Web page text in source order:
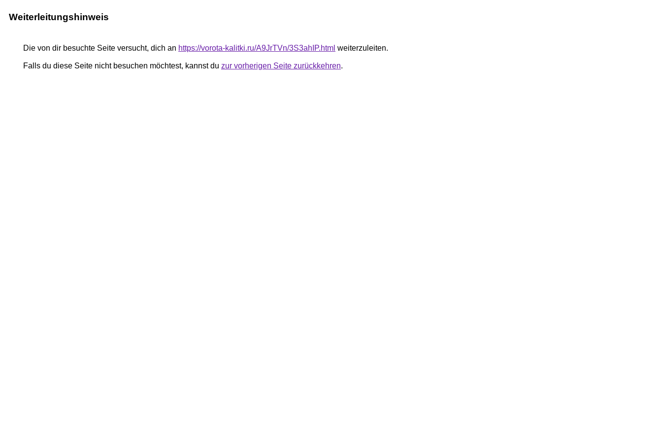
Weiterleitungshinweis
Die von dir besuchte Seite versucht, dich an https://vorota-kalitki.ru/A9JrTVn/3S3ahIP.html weiterzuleiten.
Falls du diese Seite nicht besuchen möchtest, kannst du zur vorherigen Seite zurückkehren.